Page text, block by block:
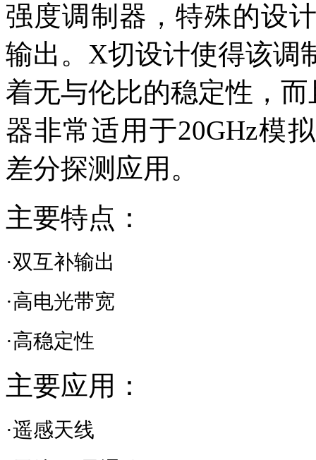
强度调制器，特殊的设
输出。X切设计使得该调
着无与伦比的稳定性，
器非常适用于20GHz模
差分探测应用。
主要特点：
·双互补输出
·高电光带宽
·高稳定性
主要应用：
·遥感天线